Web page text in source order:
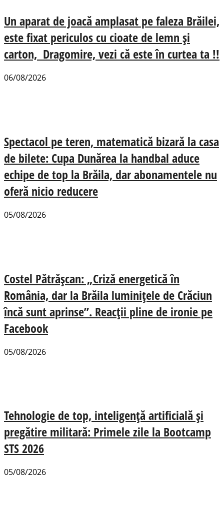
Un aparat de joacă amplasat pe faleza Brăilei,
este fixat periculos cu cioate de lemn și
carton, Dragomire, vezi că este în curtea ta !!
06/08/2026
Spectacol pe teren, matematică bizară la casa
de bilete: Cupa Dunărea la handbal aduce
echipe de top la Brăila, dar abonamentele nu
oferă nicio reducere
05/08/2026
Costel Pătrășcan: „Criză energetică în
România, dar la Brăila luminițele de Crăciun
încă sunt aprinse”. Reacții pline de ironie pe
Facebook
05/08/2026
Tehnologie de top, inteligență artificială și
pregătire militară: Primele zile la Bootcamp
STS 2026
05/08/2026